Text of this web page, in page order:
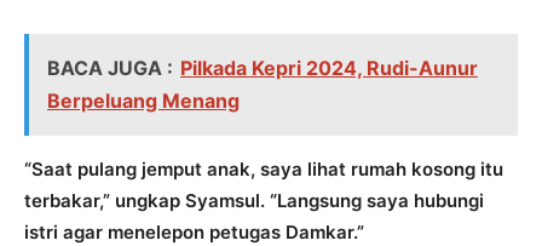
BACA JUGA : Pilkada Kepri 2024, Rudi-Aunur
Berpeluang Menang
“Saat pulang jemput anak, saya lihat rumah kosong itu
terbakar,” ungkap Syamsul. “Langsung saya hubungi
istri agar menelepon petugas Damkar.”